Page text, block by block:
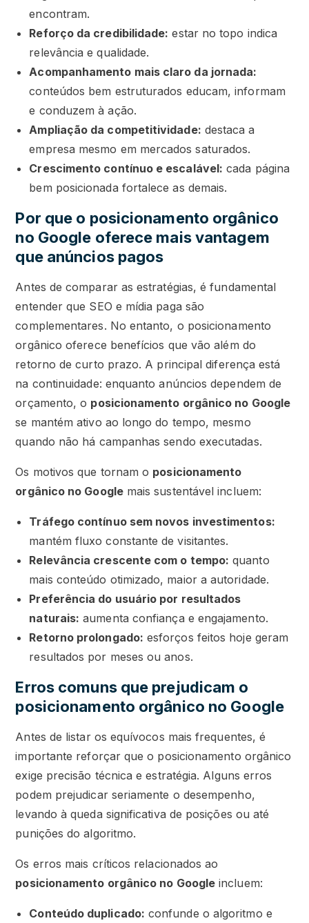
encontram.
Reforço da credibilidade: estar no topo indica
relevância e qualidade.
Acompanhamento mais claro da jornada:
conteúdos bem estruturados educam, informam
e conduzem à ação.
Ampliação da competitividade: destaca a
empresa mesmo em mercados saturados.
Crescimento contínuo e escalável: cada página
bem posicionada fortalece as demais.
Por que o posicionamento orgânico
no Google oferece mais vantagem
que anúncios pagos
Antes de comparar as estratégias, é fundamental
entender que SEO e mídia paga são
complementares. No entanto, o posicionamento
orgânico oferece benefícios que vão além do
retorno de curto prazo. A principal diferença está
na continuidade: enquanto anúncios dependem de
orçamento, o posicionamento orgânico no Google
se mantém ativo ao longo do tempo, mesmo
quando não há campanhas sendo executadas.
Os motivos que tornam o posicionamento
orgânico no Googlemais sustentável incluem:
Tráfego contínuo sem novos investimentos:
mantém fluxo constante de visitantes.
Relevância crescente com o tempo: quanto
mais conteúdo otimizado, maior a autoridade.
Preferência do usuário por resultados
naturais: aumenta confiança e engajamento.
Retorno prolongado: esforços feitos hoje geram
resultados por meses ou anos.
Erros comuns que prejudicam o
posicionamento orgânico no Google
Antes de listar os equívocos mais frequentes, é
importante reforçar que o posicionamento orgânico
exige precisão técnica e estratégia. Alguns erros
podem prejudicar seriamente o desempenho,
levando à queda significativa de posições ou até
punições do algoritmo.
Os erros mais críticos relacionados ao
posicionamento orgânico no Google incluem:
Conteúdo duplicado: confunde o algoritmo e